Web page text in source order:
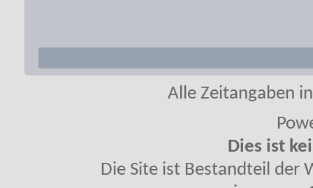
Alle Zeitangaben
Dies ist
Die Site ist Bestandteil der